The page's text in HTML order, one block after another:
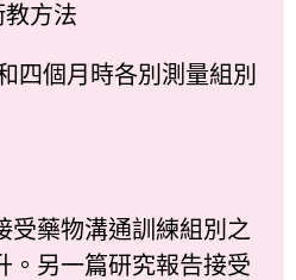
方法
四個月時各別測量組別
藥物溝通訓練組別之
。另一篇研究報告接受